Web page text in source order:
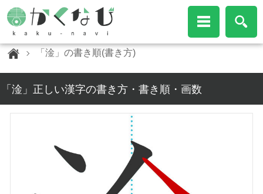
「淦」の書き順(書き方)
「淦」正しい漢字の書き方・書き順・画数